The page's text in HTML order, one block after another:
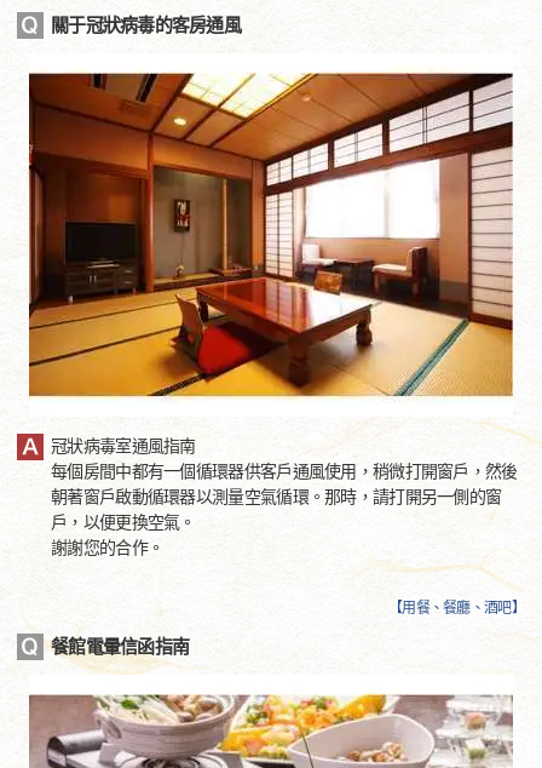
關于冠狀病毒的客房通風
冠狀病毒室通風指南
每個房間中都有一個循環器供客戶通風使用，稍微打開窗戶，然後
朝著窗戶啟動循環器以測量空氣循環。那時，請打開另一側的窗
戶，以便更換空氣。
謝謝您的合作。
【用餐、餐廳、酒吧】
餐館電暈信函指南